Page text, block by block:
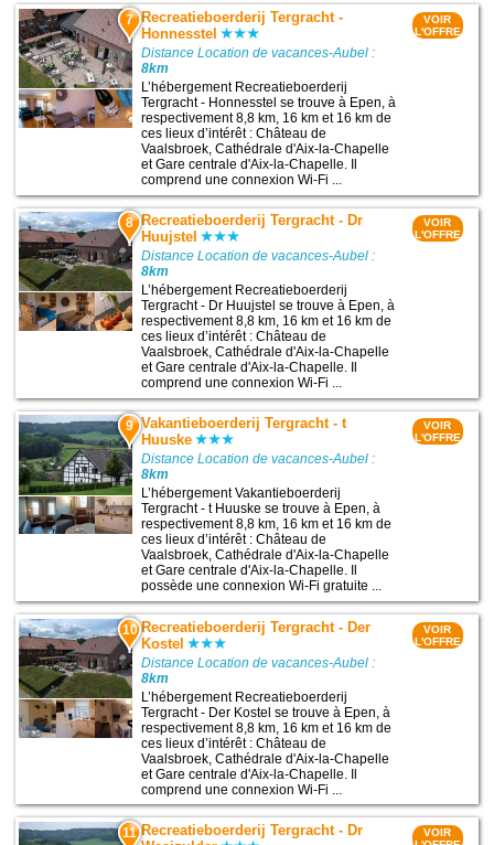
7 Recreatieboerderij Tergracht -
Honnesstel
Distance Location de vacances-Aubel :
8km
L’hébergement Recreatieboerderij
Tergracht - Honnesstel se trouve à Epen, à
respectivement 8,8 km, 16 km et 16 km de
ces lieux d’intérêt : Château de
Vaalsbroek, Cathédrale d'Aix-la-Chapelle
et Gare centrale d'Aix-la-Chapelle. Il
comprend une connexion Wi-Fi ...
VOIR
L'OFFRE
8 Recreatieboerderij Tergracht - Dr
Huujstel
Distance Location de vacances-Aubel :
8km
L’hébergement Recreatieboerderij
Tergracht - Dr Huujstel se trouve à Epen, à
respectivement 8,8 km, 16 km et 16 km de
ces lieux d’intérêt : Château de
Vaalsbroek, Cathédrale d'Aix-la-Chapelle
et Gare centrale d'Aix-la-Chapelle. Il
comprend une connexion Wi-Fi ...
VOIR
L'OFFRE
9 Vakantieboerderij Tergracht - t
Huuske
Distance Location de vacances-Aubel :
8km
L’hébergement Vakantieboerderij
Tergracht - t Huuske se trouve à Epen, à
respectivement 8,8 km, 16 km et 16 km de
ces lieux d’intérêt : Château de
Vaalsbroek, Cathédrale d'Aix-la-Chapelle
et Gare centrale d'Aix-la-Chapelle. Il
possède une connexion Wi-Fi gratuite ...
VOIR
L'OFFRE
10 Recreatieboerderij Tergracht - Der
Kostel
Distance Location de vacances-Aubel :
8km
L’hébergement Recreatieboerderij
Tergracht - Der Kostel se trouve à Epen, à
respectivement 8,8 km, 16 km et 16 km de
ces lieux d’intérêt : Château de
Vaalsbroek, Cathédrale d'Aix-la-Chapelle
et Gare centrale d'Aix-la-Chapelle. Il
comprend une connexion Wi-Fi ...
VOIR
L'OFFRE
11 Recreatieboerderij Tergracht - Dr
VOIR